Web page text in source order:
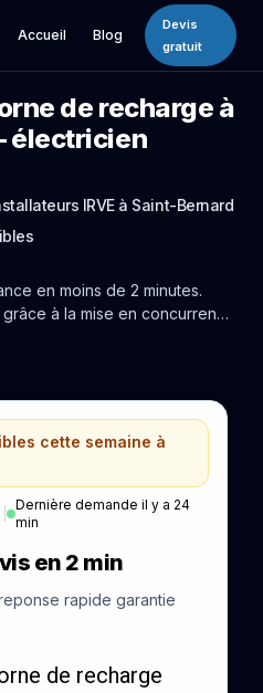
Accueil Blog
Devis
gratuit
de recharge à
électricien
IRVE à Saint-Bernard
en moins de 2 minutes.
à la mise en concurrence
cette semaine à
|
Dernière demande il y a 24
min
en 2 min
rapide garantie
de recharge